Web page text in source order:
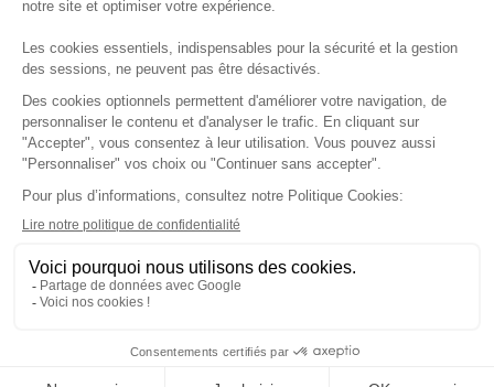
Les indispensables
Nous rejoindre
Nous contacter
Retrouvez-nous sur les réseaux sociaux: